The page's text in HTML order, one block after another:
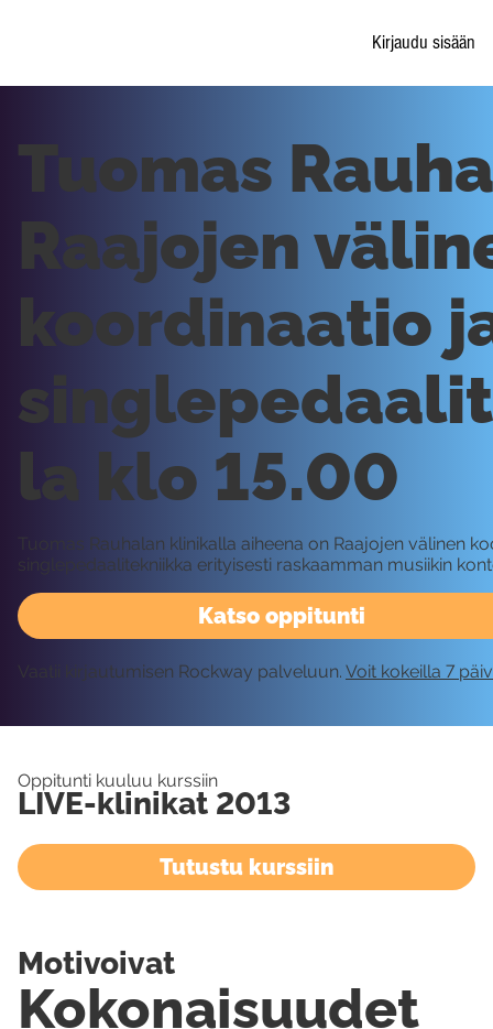
Kirjaudu sisään
Katso oppitunti
Tuomas
Raajojen
koordinaatio
la klo 15.00
Tuomas Rauhalan klinikalla aiheena on Raajojen välinen
singlepedaalitekniikka erityisesti raskaamman musiikin
Vaatii kirjautumisen Rockway palveluun. Voit kokeilla 7
Oppitunti kuuluu kurssiin
LIVE-klinikat 2013
Tutustu kurssiin
Kokonaisuudet
Motivoivat